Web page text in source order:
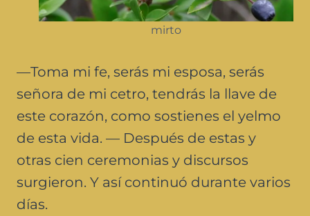
mirto
—Toma mi fe, serás mi esposa, serás
señora de mi cetro, tendrás la llave de
este corazón, como sostienes el yelmo
de esta vida. — Después de estas y
otras cien ceremonias y discursos
surgieron. Y así continuó durante varios
días.